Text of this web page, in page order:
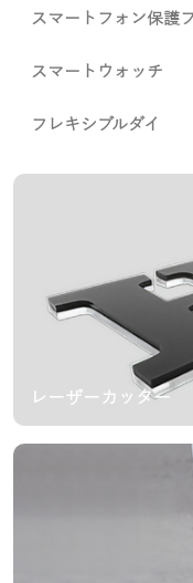
スマートフォン保護
スマートウォッチ
フレキシブルダイ
レーザーカッター